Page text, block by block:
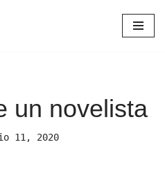
un novelista
11, 2020